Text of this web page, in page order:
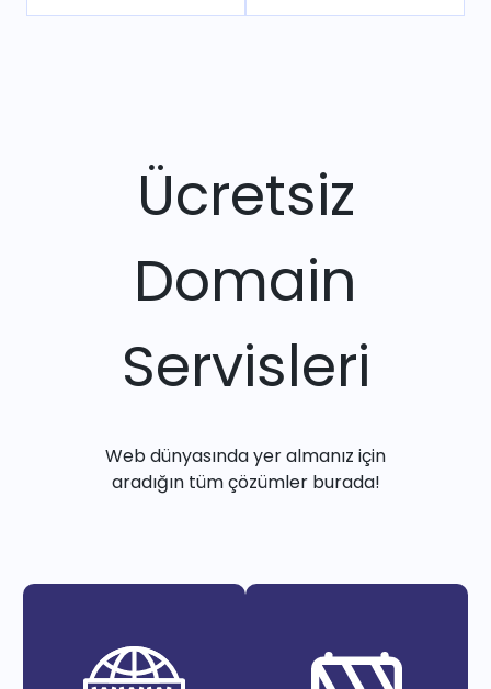
Ücretsiz
Domain
Servisleri
Web dünyasında yer almanız için
aradığın tüm çözümler burada!